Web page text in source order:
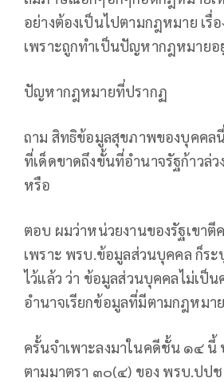
อย่างต้องเป็นไปตามกฎหมาย เรื่อ
เพราะถูกทำเป็นปัญหากฎหมาย
ปัญหากฎหมายที่ปรากฏ
ถาม สิทธิข้อมูลสุขภาพของบุคคล
ที่เด็ดขาดถึงขั้นที่อำนาจรัฐก้าวล่ว
หรือ
ตอบ ผมว่าหน่วยงานของรัฐเขาตี
เพราะ พรบ.ข้อมูลส่วนบุคคล ก็ร
ไว้แล้ว ว่า ข้อมูลส่วนบุคคลไม่เป็
อำนาจเรียกข้อมูลที่มีตามกฎหมา
ครั้นจำเพาะลงมาในคดีชั้น ๑๔ นี้
ตามมาตรา ๓๐(๔) ของ พรบ.ปปช.